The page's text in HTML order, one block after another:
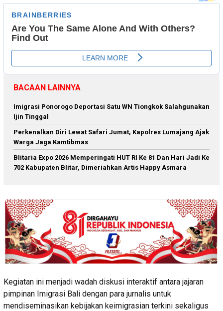
BACAAN LAINNYA
Imigrasi Ponorogo Deportasi Satu WN Tiongkok Salahgunakan
Ijin Tinggal
Perkenalkan Diri Lewat Safari Jumat, Kapolres Lumajang Ajak
Warga Jaga Kamtibmas
Blitaria Expo 2026 Memperingati HUT RI Ke 81 Dan Hari Jadi Ke
702 Kabupaten Blitar, Dimeriahkan Artis Happy Asmara
Kegiatan ini menjadi wadah diskusi interaktif antara jajaran
pimpinan Imigrasi Bali dengan para jurnalis untuk
mendiseminasikan kebijakan keimigrasian terkini sekaligus